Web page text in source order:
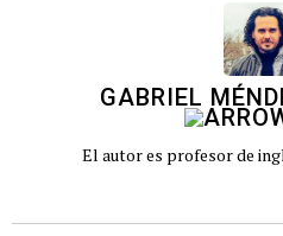
GABRIEL
El autor es profesor de